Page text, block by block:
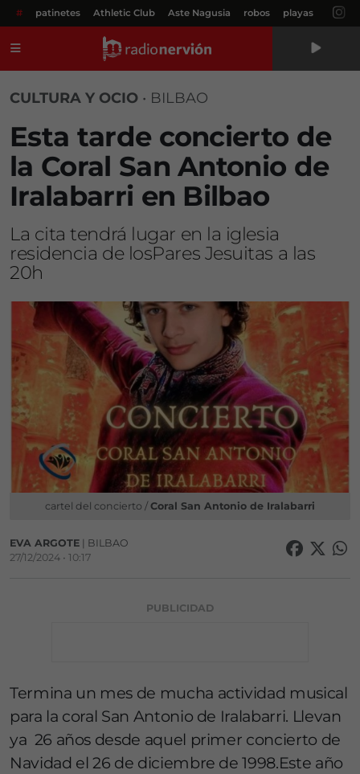
# patinetes Athletic Club Aste Nagusia robos playas
CULTURA Y OCIO • BILBAO
Esta tarde concierto de
la Coral San Antonio de
Iralabarri en Bilbao
La cita tendrá lugar en la iglesia
residencia de losPares Jesuitas a las
20h
cartel del concierto / Coral San Antonio de Iralabarri
EVA ARGOTE | BILBAO
27/12/2024 • 10:17
PUBLICIDAD
Termina un mes de mucha actividad musical
para la coral San Antonio de Iralabarri. Llevan
ya 26 años desde aquel primer concierto de
Navidad el 26 de diciembre de 1998.Este año